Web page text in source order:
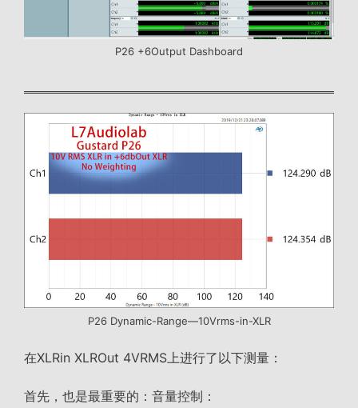
P26 +6Output Dashboard
P26 Dynamic-Range—10Vrms-in-XLR
在XLRin XLROut 4VRMS上进行了以下测量：
首先，也是最重要的：音量控制：